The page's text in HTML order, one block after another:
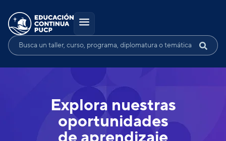
Explora nuestras
oportunidades